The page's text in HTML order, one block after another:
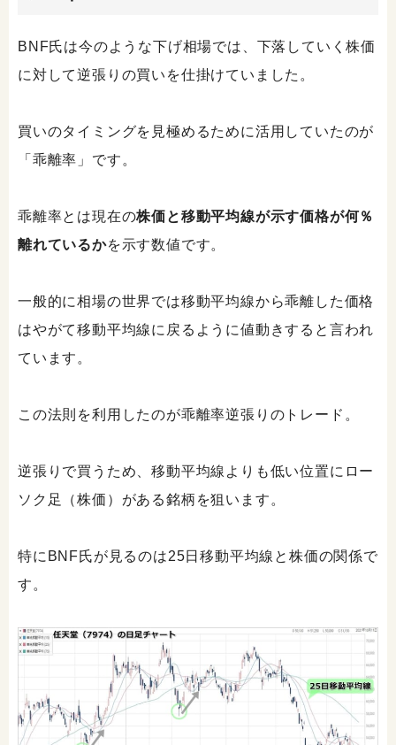
BNF氏は今のような下げ相場では、下落していく株価
に対して逆張りの買いを仕掛けていました。
買いのタイミングを見極めるために活用していたのが
「乖離率」です。
乖離率とは現在の株価と移動平均線が示す価格が何％
離れているかを示す数値です。
一般的に相場の世界では移動平均線から乖離した価格
はやがて移動平均線に戻るように値動きすると言われ
ています。
この法則を利用したのが乖離率逆張りのトレード。
逆張りで買うため、移動平均線よりも低い位置にロー
ソク足（株価）がある銘柄を狙います。
特にBNF氏が見るのは25日移動平均線と株価の関係で
す。